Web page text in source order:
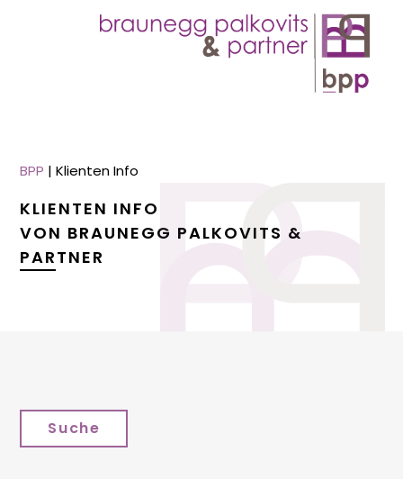
BPP |Klienten Info
KLIENTEN INFO
VON BRAUNEGG PALKOVITS &
PARTNER
Suche